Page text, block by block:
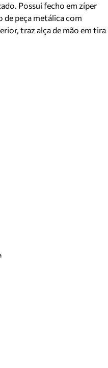
Possui fecho em zíper
de peça metálica com
traz alça de mão em tira